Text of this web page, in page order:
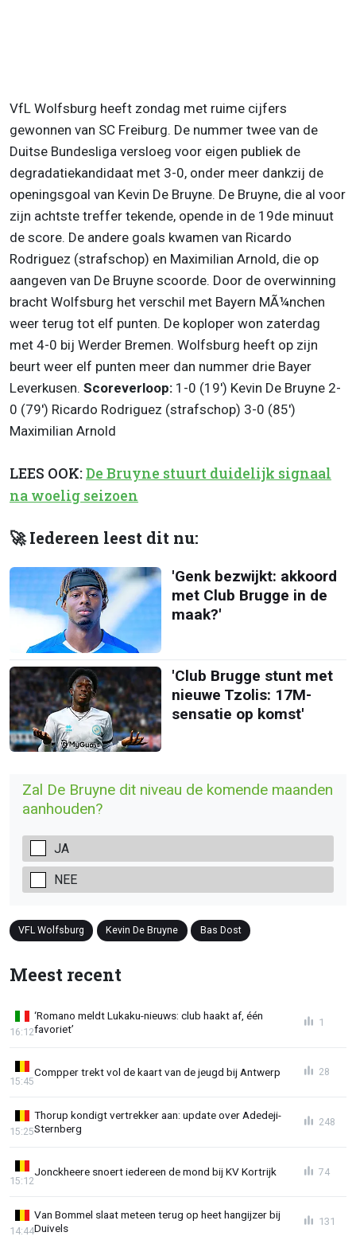
VfL Wolfsburg heeft zondag met ruime cijfers
gewonnen van SC Freiburg. De nummer twee van de
Duitse Bundesliga versloeg voor eigen publiek de
degradatiekandidaat met 3-0, onder meer dankzij de
openingsgoal van Kevin De Bruyne. De Bruyne, die al voor
zijn achtste treffer tekende, opende in de 19de minuut
de score. De andere goals kwamen van Ricardo
Rodriguez (strafschop) en Maximilian Arnold, die op
aangeven van De Bruyne scoorde. Door de overwinning
bracht Wolfsburg het verschil met Bayern MÃ¼nchen
weer terug tot elf punten. De koploper won zaterdag
met 4-0 bij Werder Bremen. Wolfsburg heeft op zijn
beurt weer elf punten meer dan nummer drie Bayer
Leverkusen. Scoreverloop: 1-0 (19') Kevin De Bruyne 2-
0 (79') Ricardo Rodriguez (strafschop) 3-0 (85')
Maximilian Arnold
LEES OOK:De Bruyne stuurt duidelijk signaal
na woelig seizoen
🚀 Iedereen leest dit nu:
'Genk bezwijkt: akkoord
met Club Brugge in de
maak?'
'Club Brugge stunt met
nieuwe Tzolis: 17M-
sensatie op komst'
Zal De Bruyne dit niveau de komende maanden
aanhouden?
JA
NEE
VFL Wolfsburg Kevin De Bruyne Bas Dost
Meest recent
‘Romano meldt Lukaku-nieuws: club haakt af, één
favoriet’
16:12
1
Compper trekt vol de kaart van de jeugd bij Antwerp
15:45
28
Thorup kondigt vertrekker aan: update over Adedeji-
Sternberg
15:25
248
Jonckheere snoert iedereen de mond bij KV Kortrijk
15:12
74
Van Bommel slaat meteen terug op heet hangijzer bij
Duivels
14:44
131